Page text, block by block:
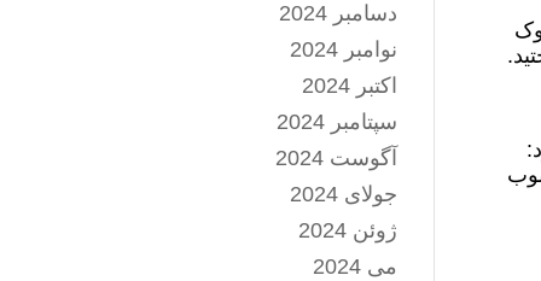
دسامبر 2024
نوامبر 2024
اکتبر 2024
سپتامبر 2024
آگوست 2024
جولای 2024
ژوئن 2024
می 2024